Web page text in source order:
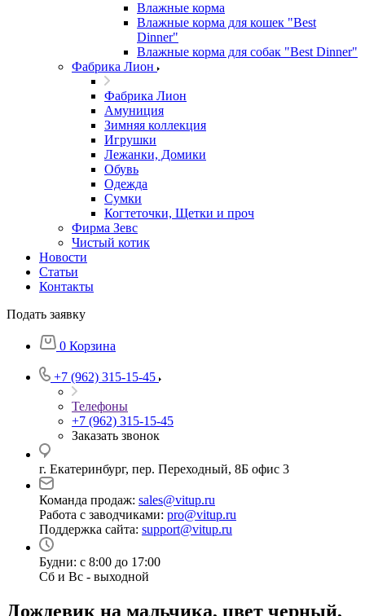
Влажные корма
Влажные корма для кошек "Best
Dinner"
Влажные корма для собак "Best Dinner"
Фабрика Лион
Фабрика Лион
Амуниция
Зимняя коллекция
Игрушки
Лежанки, Домики
Обувь
Одежда
Сумки
Когтеточки, Щетки и проч
Фирма Зевс
Чистый котик
Новости
Статьи
Контакты
Подать заявку
0 Корзина
+7 (962) 315-15-45
Телефоны
+7 (962) 315-15-45
Заказать звонок
г. Екатеринбург, пер. Переходный, 8Б офис 3
Команда продаж: sales@vitup.ru
Работа с заводчиками: pro@vitup.ru
Поддержка сайта: support@vitup.ru
Будни: с 8:00 до 17:00
Сб и Вс - выходной
Дождевик на мальчика, цвет черный,